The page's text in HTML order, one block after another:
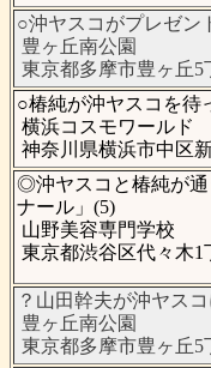
○沖ヤスコがプレゼン
豊ヶ丘南公園
東京都多摩市豊ヶ丘5
○椿純が沖ヤスコを待
横浜コスモワールド
神奈川県横浜市中区
◎沖ヤスコと椿純が通
ナール」(5)
山野美容専門学校
東京都渋谷区代々木1
？山田幹夫が沖ヤス
豊ヶ丘南公園
東京都多摩市豊ヶ丘5